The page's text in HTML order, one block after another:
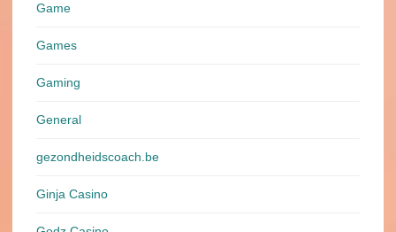
Game
Games
Gaming
General
gezondheidscoach.be
Ginja Casino